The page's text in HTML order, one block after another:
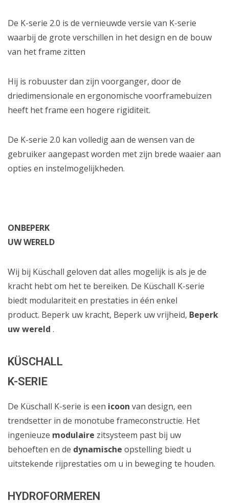
De K-serie 2.0 is de vernieuwde versie van K-serie
waarbij de grote verschillen in het design en de bouw
van het frame zitten
Hij is robuuster dan zijn voorganger, door de
driedimensionale en ergonomische voorframebuizen
heeft het frame een hogere rigiditeit.
De K-serie 2.0 kan volledig aan de wensen van de
gebruiker aangepast worden met zijn brede waaier aan
opties en instelmogelijkheden.
ONBEPERK
UW WERELD
Wij bij Küschall geloven dat alles mogelijk is als je de
kracht hebt om het te bereiken. De Küschall K-serie
biedt modulariteit en prestaties in één enkel
product. Beperk uw kracht, Beperk uw vrijheid, Beperk
uw wereld .
KÜSCHALL
K-SERIE
De Küschall K-serie is een icoon van design, een
trendsetter in de monotube frameconstructie. Het
ingenieuze modulaire zitsysteem past bij uw
behoeften en de dynamische opstelling biedt u
uitstekende rijprestaties om u in beweging te houden.
HYDROFORMEREN